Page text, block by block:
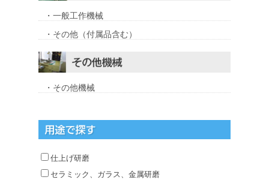
・一般工作機械
・その他（付属品含む）
・その他機械
仕上げ研磨
セラミック、ガラス、金属研磨